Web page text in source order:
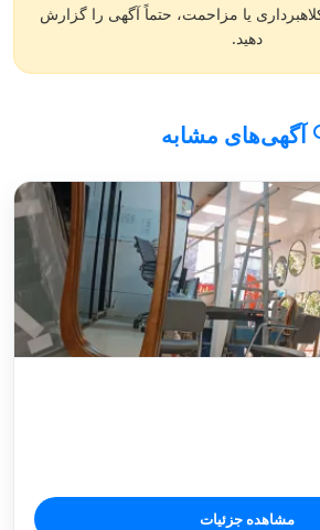
یا مزاحمت، حتماً آگهی را گزارش
دهید.
آگهی‌های مشابه
مشاهده جزئیات